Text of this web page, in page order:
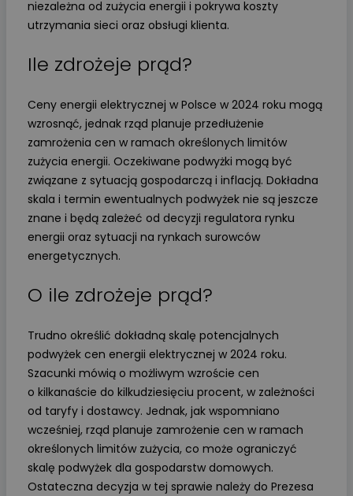
niezależna od zużycia energii i pokrywa koszty
utrzymania sieci oraz obsługi klienta.
Ile zdrożeje prąd?
Ceny energii elektrycznej w Polsce w 2024 roku mogą
wzrosnąć, jednak rząd planuje przedłużenie
zamrożenia cen w ramach określonych limitów
zużycia energii. Oczekiwane podwyżki mogą być
związane z sytuacją gospodarczą i inflacją. Dokładna
skala i termin ewentualnych podwyżek nie są jeszcze
znane i będą zależeć od decyzji regulatora rynku
energii oraz sytuacji na rynkach surowców
energetycznych.
O ile zdrożeje prąd?
Trudno określić dokładną skalę potencjalnych
podwyżek cen energii elektrycznej w 2024 roku.
Szacunki mówią o możliwym wzroście cen
o kilkanaście do kilkudziesięciu procent, w zależności
od taryfy i dostawcy. Jednak, jak wspomniano
wcześniej, rząd planuje zamrożenie cen w ramach
określonych limitów zużycia, co może ograniczyć
skalę podwyżek dla gospodarstw domowych.
Ostateczna decyzja w tej sprawie należy do Prezesa